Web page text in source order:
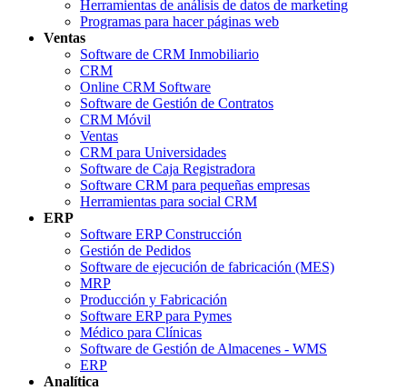
Herramientas de análisis de datos de marketing
Programas para hacer páginas web
Ventas
Software de CRM Inmobiliario
CRM
Online CRM Software
Software de Gestión de Contratos
CRM Móvil
Ventas
CRM para Universidades
Software de Caja Registradora
Software CRM para pequeñas empresas
Herramientas para social CRM
ERP
Software ERP Construcción
Gestión de Pedidos
Software de ejecución de fabricación (MES)
MRP
Producción y Fabricación
Software ERP para Pymes
Médico para Clínicas
Software de Gestión de Almacenes - WMS
ERP
Analítica